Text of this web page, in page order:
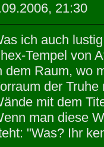
21:30
ich auch
Tempel von
dem Raum, wo
der
mit dem
man diese
"Was? Ihr